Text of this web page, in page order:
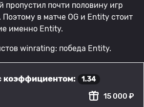
пропустил почти половину игр
в матче OG и Entity стоит
именно Entity.
winrating: победа Entity.
коэффициентом: 1.34
15 000 ₽